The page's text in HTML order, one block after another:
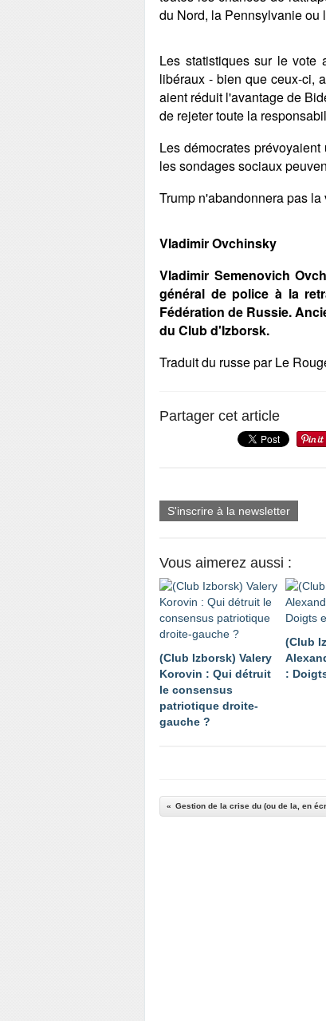
du Nord, la Pennsylvanie ou
Les statistiques sur le vote
libéraux - bien que ceux-ci,
aient réduit l'avantage de
de rejeter toute la
Les démocrates
les sondages sociaux
Trump n'abandonnera pas la
Vladimir Ovchinsky
Vladimir Semenovich
général de police à la
Fédération de Russie.
du Club d'Izborsk.
Traduit du russe par Le
Partager cet article
S'inscrire à la newsletter
Vous aimerez aussi :
(Club Izborsk) Valery
Korovin : Qui détruit
le consensus
patriotique droite-
gauche ?
(Club
: